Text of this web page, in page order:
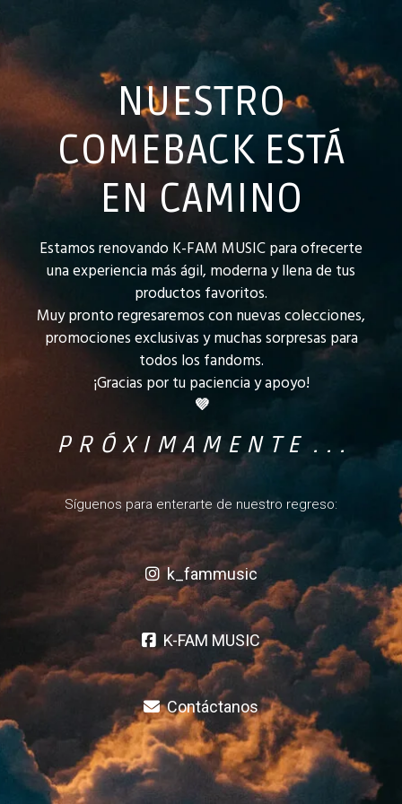
NUESTRO
COMEBACK ESTÁ
EN CAMINO
Estamos renovando K-FAM MUSIC para ofrecerte
una experiencia más ágil, moderna y llena de tus
productos favoritos.
Muy pronto regresaremos con nuevas colecciones,
promociones exclusivas y muchas sorpresas para
todos los fandoms.
¡Gracias por tu paciencia y apoyo!
💜
P R Ó X I M A M E N T E . . .
Síguenos para enterarte de nuestro regreso:
k_fammusic
K-FAM MUSIC
Contáctanos